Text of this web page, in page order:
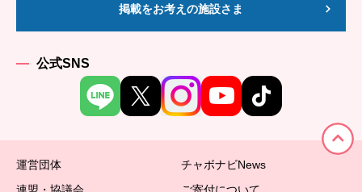
掲載をお考えの施設さま
公式SNS
運営団体
チャボナビNews
連盟・協議会
ご寄付について